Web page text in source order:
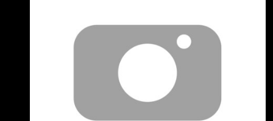
施政滿意度仍堅守 44.7%，與上月的43.9%相差
不大。然而對比民眾黨今年1月至5月的支持度，
卻持續下跌， 約5%。沈政男分析，這與創黨主
席柯文哲一審宣判重刑有關，並推測支持者皆倒
向民進黨 。 對比《美麗島民調》今年1月與5月
的國政民調顯示，民眾黨整體支持度從12.1%下